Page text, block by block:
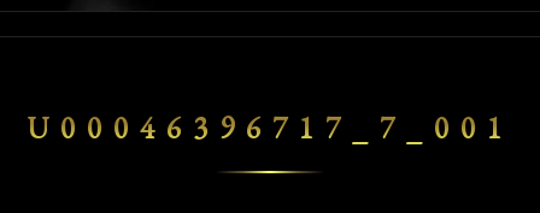
U00046396717_7_001